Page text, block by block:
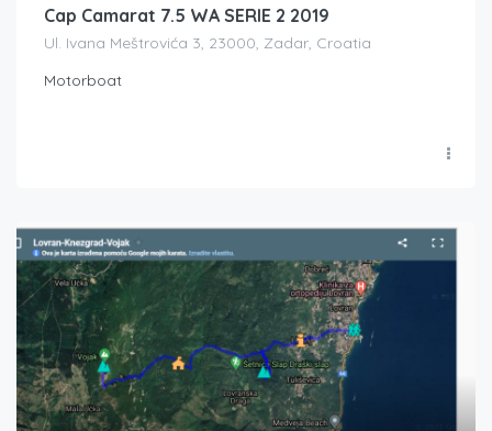
Cap Camarat 7.5 WA SERIE 2 2019
Ul. Ivana Meštrovića 3, 23000, Zadar, Croatia
Motorboat